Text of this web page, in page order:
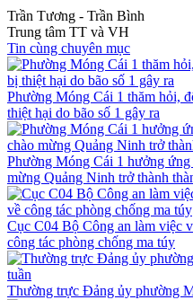
Trần Tương - Trần Bình
Trung tâm TT và VH
Tin cùng chuyên mục
Phường Móng Cái 1 thăm hỏi,
thiệt hại do bão số 1 gây ra
Phường Móng Cái 1 hưởng
mừng Quảng Ninh trở thành
Cục C04 Bộ Công an làm việc
công tác phòng chống ma túy
Thường trực Đảng ủy phường